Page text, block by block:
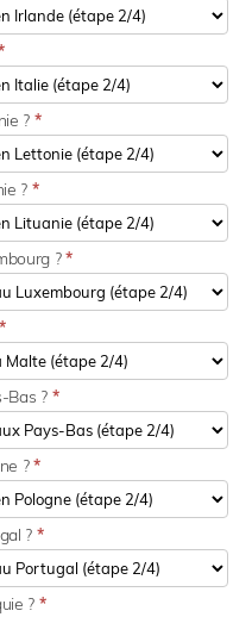
? *
? *
?*
*
Bas ? *
?*
? *
? *